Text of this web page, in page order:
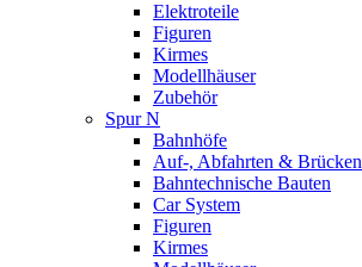
Elektroteile
Figuren
Kirmes
Modellhäuser
Zubehör
Spur N
Bahnhöfe
Auf-, Abfahrten & Brücken
Bahntechnische Bauten
Car System
Figuren
Kirmes